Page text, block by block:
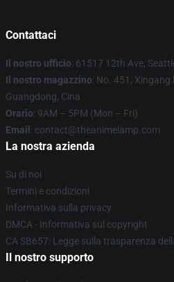
Contattaci
Il nostro ufficio: 61517 12th Ave,
Il nostro magazzino: No. 451, Xingang
Guangdong, Cina
Orario: 9AM – 5PM (Mon – Fri)
Email : contact@theanimelamp.com
La nostra azienda
Su di noi
Termini e condizioni
Informativa sulla privacy
DMCA - Informativa sul copyright
CA SB657: Legge sulla trasparenza
Il nostro supporto